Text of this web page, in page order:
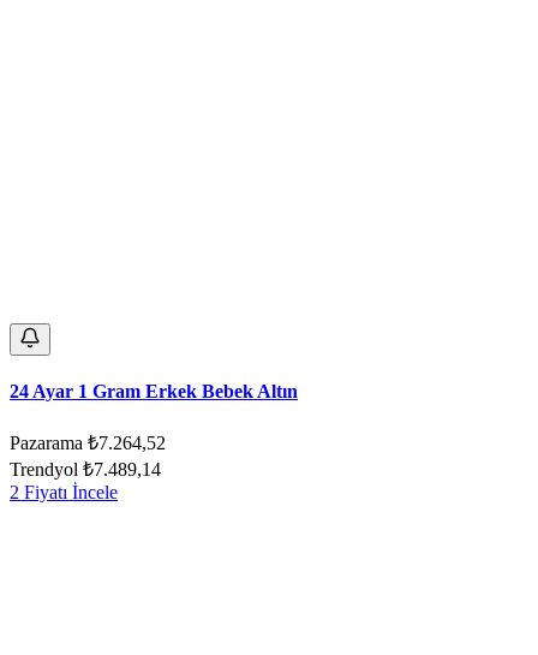
24 Ayar 1 Gram Erkek Bebek Altın
Pazarama ₺7.264,52
Trendyol ₺7.489,14
2 Fiyatı İncele